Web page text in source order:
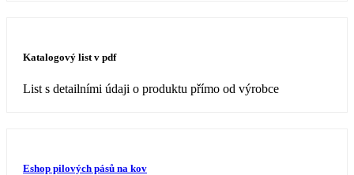
Katalogový list v pdf
List s detailními údaji o produktu přímo od výrobce
Eshop pilových pásů na kov